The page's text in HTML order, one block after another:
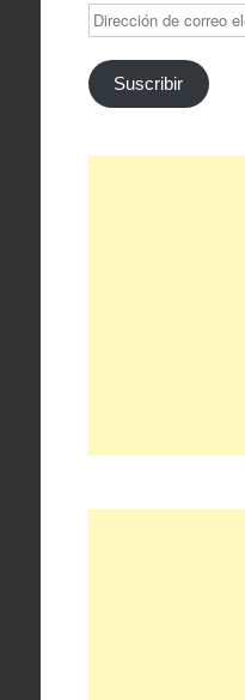
Dirección
de
correo
electrónico
Suscribir